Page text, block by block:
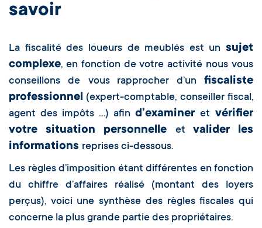
savoir
La fiscalité des loueurs de meublés est un sujet
complexe, en fonction de votre activité nous vous
conseillons de
vous rapprocher d’unfiscaliste
professionnel (expert-comptable, conseiller fiscal,
agent des impôts …) afin d’examiner et vérifier
votre situation personnelle et valider les
informations reprises ci-dessous.
Les règles d’imposition étant différentes en fonction
du chiffre d’affaires réalisé (montant des loyers
perçus), voici une synthèse des règles fiscales qui
concerne la plus grande partie des propriétaires.